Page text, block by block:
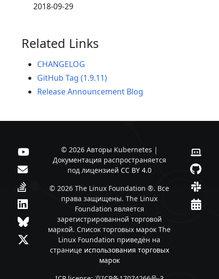
2018-09-29
Related Links
CHANGELOG
GitHub Tag (1.9.11)
Release Announcement Blog
© 2026 Авторы Kubernetes |
Документация распространяется
под лицензией CC BY 4.0
© 2026 The Linux Foundation ®. Все
права защищены. The Linux
Foundation является
зарегистрированной торговой
маркой. Список торговых марок The
Linux Foundation приведён на
странице использования торговых
марок